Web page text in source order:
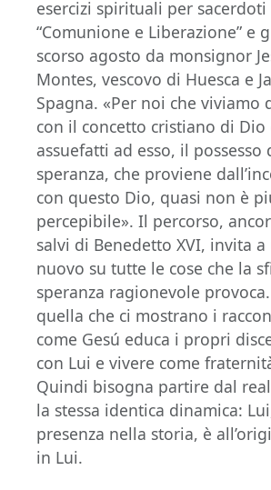
esercizi spirituali per
“Comunione e Liberazione” e
scorso agosto da monsignor
Montes, vescovo di Huesca e
Spagna. «Per noi che viviamo
con il concetto cristiano di Dio
assuefatti ad esso, il possesso
speranza, che proviene
con questo Dio, quasi non è
percepibile». Il percorso,
salvi di Benedetto XVI, invita
nuovo su tutte le cose che la
speranza ragionevole
quella che ci mostrano i
come Gesú educa i propri
con Lui e vivere come
Quindi bisogna partire dal
la stessa identica dinamica:
presenza nella storia, è
in Lui.